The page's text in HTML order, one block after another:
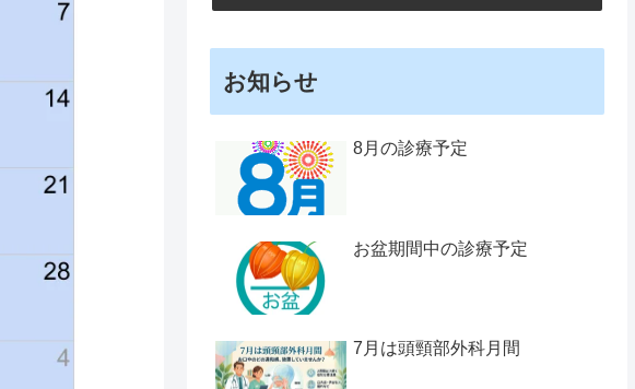
お知らせ
8月の診療予定
お盆期間中の診療予定
7月は頭頸部外科月間